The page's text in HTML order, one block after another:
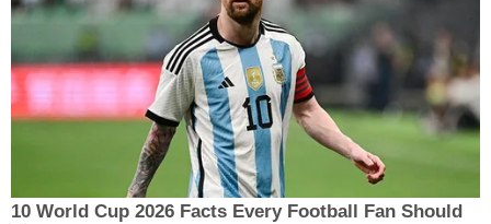
10 World Cup 2026 Facts Every Football Fan Should